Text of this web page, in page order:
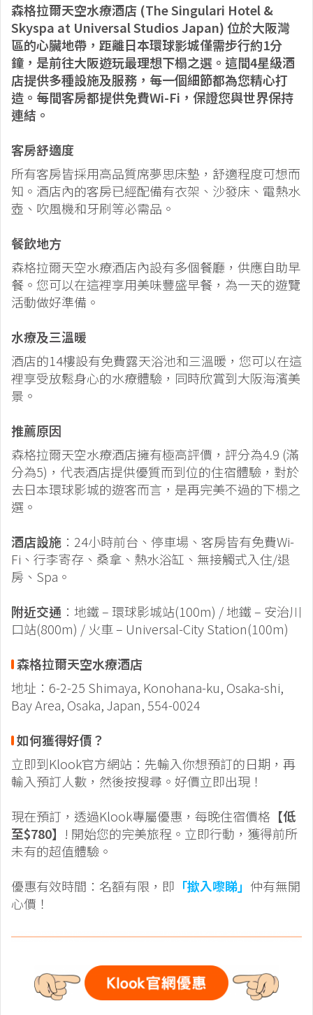
森格拉爾天空水療酒店 (The Singulari Hotel &
Skyspa at Universal Studios Japan) 位於大阪灣
區的心臟地帶，距離日本環球影城僅需步行約1分
鐘，是前往大阪遊玩最理想下榻之選。這間4星級酒
店提供多種設施及服務，每一個細節都為您精心打
造。每間客房都提供免費Wi-Fi，保證您與世界保持
連結。
客房舒適度
所有客房皆採用高品質席夢思床墊，舒適程度可想而
知。酒店內的客房已經配備有衣架、沙發床、電熱水
壺、吹風機和牙刷等必需品。
餐飲地方
森格拉爾天空水療酒店內設有多個餐廳，供應自助早
餐。您可以在這裡享用美味豐盛早餐，為一天的遊覽
活動做好準備。
水療及三溫暖
酒店的14樓設有免費露天浴池和三溫暖，您可以在這
裡享受放鬆身心的水療體驗，同時欣賞到大阪海濱美
景。
推薦原因
森格拉爾天空水療酒店擁有極高評價，評分為4.9 (滿
分為5)，代表酒店提供優質而到位的住宿體驗，對於
去日本環球影城的遊客而言，是再完美不過的下榻之
選。
酒店設施 ：24小時前台、停車場、客房皆有免費Wi-
Fi、行李寄存、桑拿、熱水浴缸、無接觸式入住/退
房、Spa。
附近交通 ：地鐵 – 環球影城站(100m) / 地鐵 – 安治川
口站(800m) / 火車 – Universal-City Station(100m)
森格拉爾天空水療酒店
地址：6-2-25 Shimaya, Konohana-ku, Osaka-shi,
Bay Area, Osaka, Japan, 554-0024
如何獲得好價？
立即到Klook官方網站：先輸入你想預訂的日期，再
輸入預訂人數，然後按搜尋。好價立即出現！
現在預訂，透過Klook專屬優惠，每晚住宿價格 【低
至$780】 ! 開始您的完美旅程。立即行動，獲得前所
未有的超值體驗。
優惠有效時間：名額有限，即 「撳入嚟睇」 仲有無開
心價！